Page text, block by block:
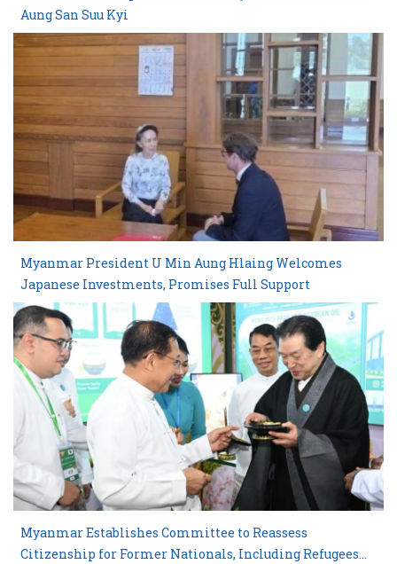
Aung San Suu Kyi
Myanmar President U Min Aung Hlaing Welcomes
Japanese Investments, Promises Full Support
Myanmar Establishes Committee to Reassess
Citizenship for Former Nationals, Including Refugees